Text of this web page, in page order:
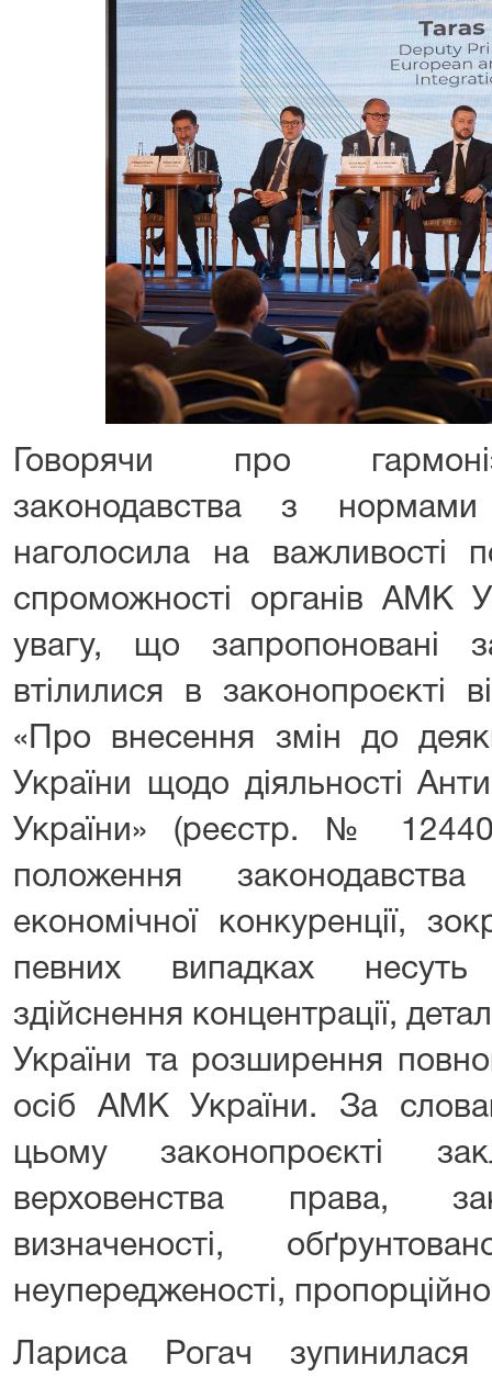
Говорячи про
законодавства з
наголосила на важливості
спроможності органів АМК
увагу, що запропоновані
втілилися в законопроєкті
«Про внесення змін до
України щодо діяльності
України» (реєстр. №
положення
економічної конкуренції,
певних випадках несуть
здійснення концентрації,
України та розширення
осіб АМК України. За
цьому законопроєкті
верховенства права,
визначеності,
неупередженості,
Лариса Рогач